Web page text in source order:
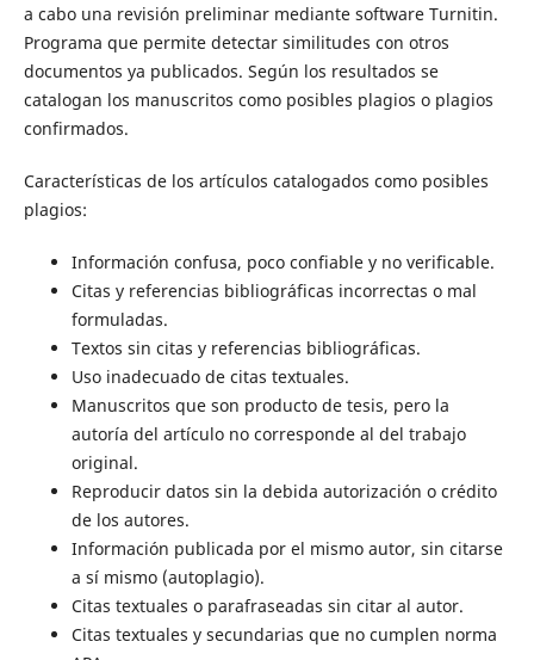
a cabo una revisión preliminar mediante software Turnitin.
Programa que permite detectar similitudes con otros
documentos ya publicados. Según los resultados se
catalogan los manuscritos como posibles plagios o plagios
confirmados.
Características de los artículos catalogados como posibles
plagios:
Información confusa, poco confiable y no verificable.
Citas y referencias bibliográficas incorrectas o mal
formuladas.
Textos sin citas y referencias bibliográficas.
Uso inadecuado de citas textuales.
Manuscritos que son producto de tesis, pero la
autoría del artículo no corresponde al del trabajo
original.
Reproducir datos sin la debida autorización o crédito
de los autores.
Información publicada por el mismo autor, sin citarse
a sí mismo (autoplagio).
Citas textuales o parafraseadas sin citar al autor.
Citas textuales y secundarias que no cumplen norma